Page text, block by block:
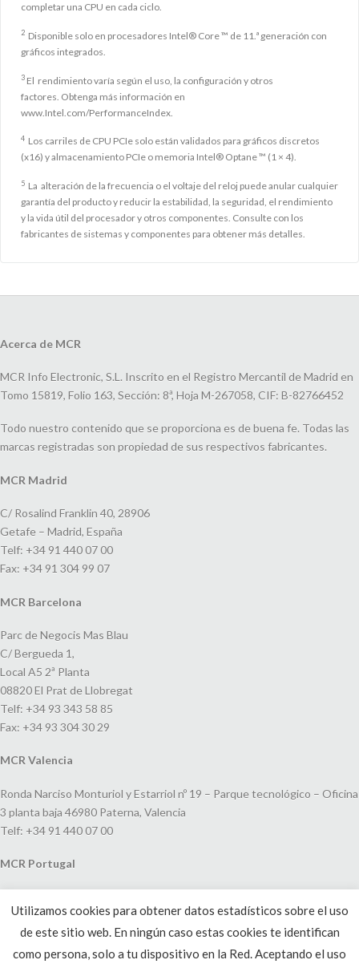
completar una CPU en cada ciclo.
2 Disponible solo en procesadores Intel® Core ™ de 11.ª generación con
gráficos integrados.
3 El rendimiento varía según el uso, la configuración y otros
factores. Obtenga más información en
www.Intel.com/PerformanceIndex.
4 Los carriles de CPU PCIe solo están validados para gráficos discretos
(x16) y almacenamiento PCIe o memoria Intel® Optane ™ (1 × 4).
5 La alteración de la frecuencia o el voltaje del reloj puede anular cualquier
garantía del producto y reducir la estabilidad, la seguridad, el rendimiento
y la vida útil del procesador y otros componentes. Consulte con los
fabricantes de sistemas y componentes para obtener más detalles.
Acerca de MCR
MCR Info Electronic, S.L. Inscrito en el Registro Mercantil de Madrid en
Tomo 15819, Folio 163, Sección: 8ª, Hoja M-267058, CIF: B-82766452
Todo nuestro contenido que se proporciona es de buena fe. Todas las
marcas registradas son propiedad de sus respectivos fabricantes.
MCR Madrid
C/ Rosalind Franklin 40, 28906
Getafe – Madrid, España
Telf: +34 91 440 07 00
Fax: +34 91 304 99 07
MCR Barcelona
Parc de Negocis Mas Blau
C/ Bergueda 1,
Local A5 2ª Planta
08820 El Prat de Llobregat
Telf: +34 93 343 58 85
Fax: +34 93 304 30 29
MCR Valencia
Ronda Narciso Monturiol y Estarriol nº 19 – Parque tecnológico – Oficina
3 planta baja 46980 Paterna, Valencia
Telf: +34 91 440 07 00
MCR Portugal
João V, 24
1250-091 Lisboa, Portugal
Telf: +351 220 993 033
Utilizamos cookies para obtener datos estadísticos sobre el uso
de este sitio web. En ningún caso estas cookies te identifican
como persona, solo a tu dispositivo en la Red. Aceptando el uso